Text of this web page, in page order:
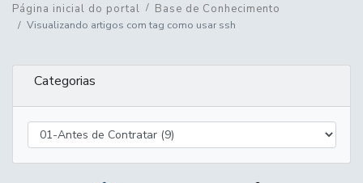
Página inicial do portal Base de Conhecimento
Visualizando artigos com tag como usar ssh
Categorias